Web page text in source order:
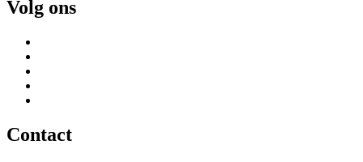
Volg ons
Contact